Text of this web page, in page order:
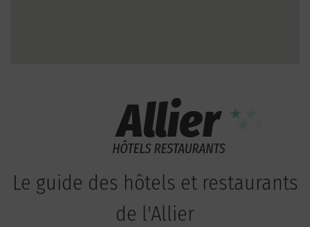
Le guide des hôtels et restaurants
de l'Allier